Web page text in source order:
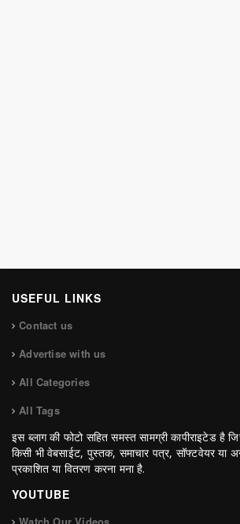
USEFUL LINKS
Contact us
Advertise with us
All Categories
All Tags
इस ब्लाग की फोटो सहित समस्त सामग्री कापीराइटेड है
किसी भी वेबसाईट, पुस्तक, समाचार पत्र, सॉफ्टवेयर या
प्रकाशित या वितरण करना मना है.
YOUTUBE